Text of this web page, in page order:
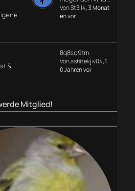
Von St3ll4, 3 Monat
en vor
&
8q8sq9tm
Von ashitekjiv04, 1
0 Jahren vor
Mitglied!